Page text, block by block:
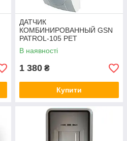
ДАТЧИК
КОМБИНИРОВАННЫЙ GSN
PATROL-105 PET
В наявності
1 380 ₴
Купити